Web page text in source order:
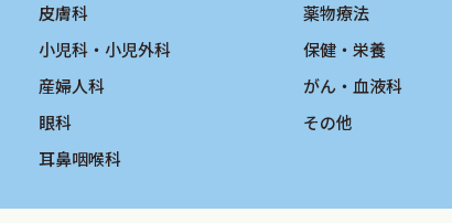
皮膚科
小児科・小児外科
産婦人科
眼科
耳鼻咽喉科
薬物療法
保健・栄養
がん・血液科
その他